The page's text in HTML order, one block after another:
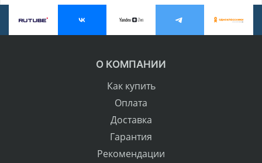
О КОМПАНИИ
Как купить
Оплата
Доставка
Гарантия
Рекомендации